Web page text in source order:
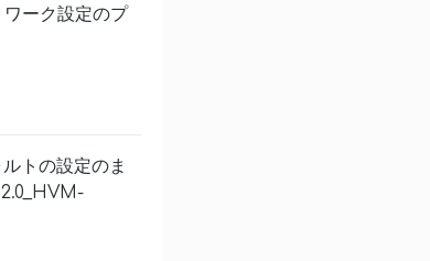
ーク設定のプ
トの設定のま